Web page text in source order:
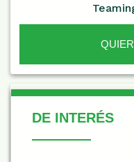
De Interés
DE INTERÉS